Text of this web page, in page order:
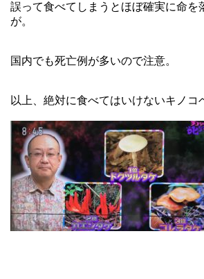
誤って食べてしまうとほぼ確実に命を
が。
国内でも死亡例が多いので注意。
以上、絶対に食べてはいけないキノコ